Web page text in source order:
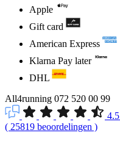
Apple
Gift card
American Express
Klarna Pay later
DHL
All4running 072 520 00 99
4.5
( 25819 beoordelingen )